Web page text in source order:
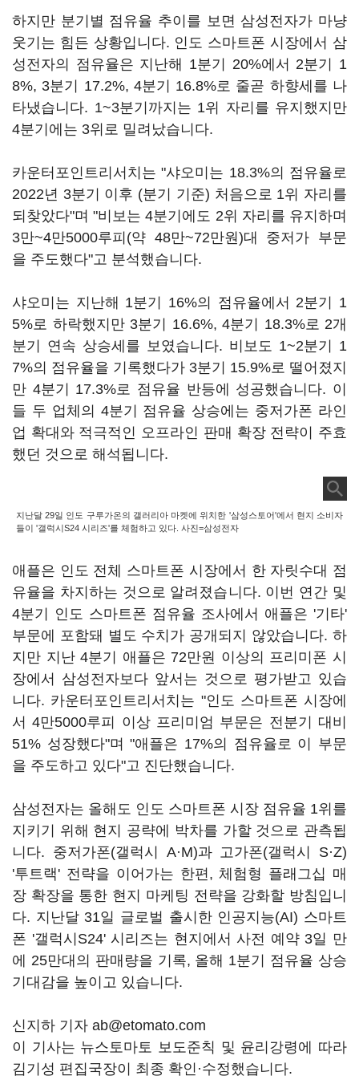
하지만 분기별 점유율 추이를 보면 삼성전자가 마냥
웃기는 힘든 상황입니다. 인도 스마트폰 시장에서 삼
성전자의 점유율은 지난해 1분기 20%에서 2분기 1
8%, 3분기 17.2%, 4분기 16.8%로 줄곧 하향세를 나
타냈습니다. 1~3분기까지는 1위 자리를 유지했지만
4분기에는 3위로 밀려났습니다.
카운터포인트리서치는 "샤오미는 18.3%의 점유율로
2022년 3분기 이후 (분기 기준) 처음으로 1위 자리를
되찾았다"며 "비보는 4분기에도 2위 자리를 유지하며
3만~4만5000루피(약 48만~72만원)대 중저가 부문
을 주도했다"고 분석했습니다.
샤오미는 지난해 1분기 16%의 점유율에서 2분기 1
5%로 하락했지만 3분기 16.6%, 4분기 18.3%로 2개
분기 연속 상승세를 보였습니다. 비보도 1~2분기 1
7%의 점유율을 기록했다가 3분기 15.9%로 떨어졌지
만 4분기 17.3%로 점유율 반등에 성공했습니다. 이
들 두 업체의 4분기 점유율 상승에는 중저가폰 라인
업 확대와 적극적인 오프라인 판매 확장 전략이 주효
했던 것으로 해석됩니다.
지난달 29일 인도 구루가온의 갤러리아 마켓에 위치한 '삼성스토어'에서 현지 소비자
들이 '갤럭시S24 시리즈'를 체험하고 있다. 사진=삼성전자
애플은 인도 전체 스마트폰 시장에서 한 자릿수대 점
유율을 차지하는 것으로 알려졌습니다. 이번 연간 및
4분기 인도 스마트폰 점유율 조사에서 애플은 '기타'
부문에 포함돼 별도 수치가 공개되지 않았습니다. 하
지만 지난 4분기 애플은 72만원 이상의 프리미폰 시
장에서 삼성전자보다 앞서는 것으로 평가받고 있습
니다. 카운터포인트리서치는 "인도 스마트폰 시장에
서 4만5000루피 이상 프리미엄 부문은 전분기 대비
51% 성장했다"며 "애플은 17%의 점유율로 이 부문
을 주도하고 있다"고 진단했습니다.
삼성전자는 올해도 인도 스마트폰 시장 점유율 1위를
지키기 위해 현지 공략에 박차를 가할 것으로 관측됩
니다. 중저가폰(갤럭시 A·M)과 고가폰(갤럭시 S·Z)
'투트랙' 전략을 이어가는 한편, 체험형 플래그십 매
장 확장을 통한 현지 마케팅 전략을 강화할 방침입니
다. 지난달 31일 글로벌 출시한 인공지능(AI) 스마트
폰 '갤럭시S24' 시리즈는 현지에서 사전 예약 3일 만
에 25만대의 판매량을 기록, 올해 1분기 점유율 상승
기대감을 높이고 있습니다.
신지하 기자 ab@etomato.com
이 기사는 뉴스토마토 보도준칙 및 윤리강령에 따라
김기성 편집국장이 최종 확인·수정했습니다.